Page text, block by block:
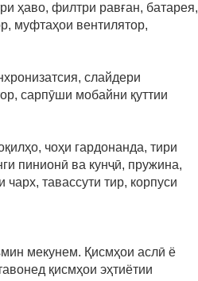
ҳаво, филтри равған, батарея,
муфтаҳои вентилятор,
слайдери
сарпӯши мобайни қуттии
чоҳи гардонанда, тири
пинионӣ ва кунҷӣ, пружина,
тавассути тир, корпуси
мекунем. Қисмҳои аслӣ ё
қисмҳои эҳтиётии